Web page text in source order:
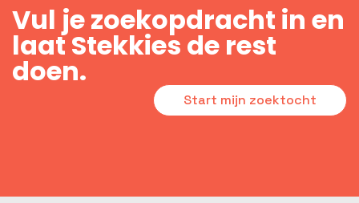
Vul je zoekopdracht in en
laat Stekkies de rest
doen.
Start mijn zoektocht